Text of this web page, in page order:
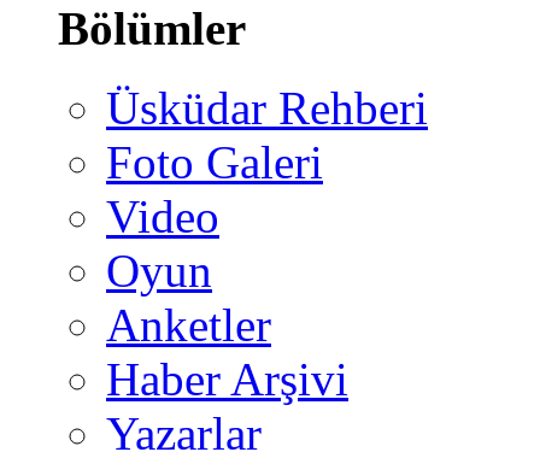
Bölümler
Üsküdar Rehberi
Foto Galeri
Video
Oyun
Anketler
Haber Arşivi
Yazarlar